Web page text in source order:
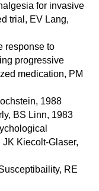
for invasive
trial, EV Lang,
response to
progressive
medication, PM
1988
BS Linn, 1983
Kiecolt-Glaser,
RE